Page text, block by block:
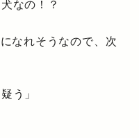
なの！？
なれそうなので、次
う」